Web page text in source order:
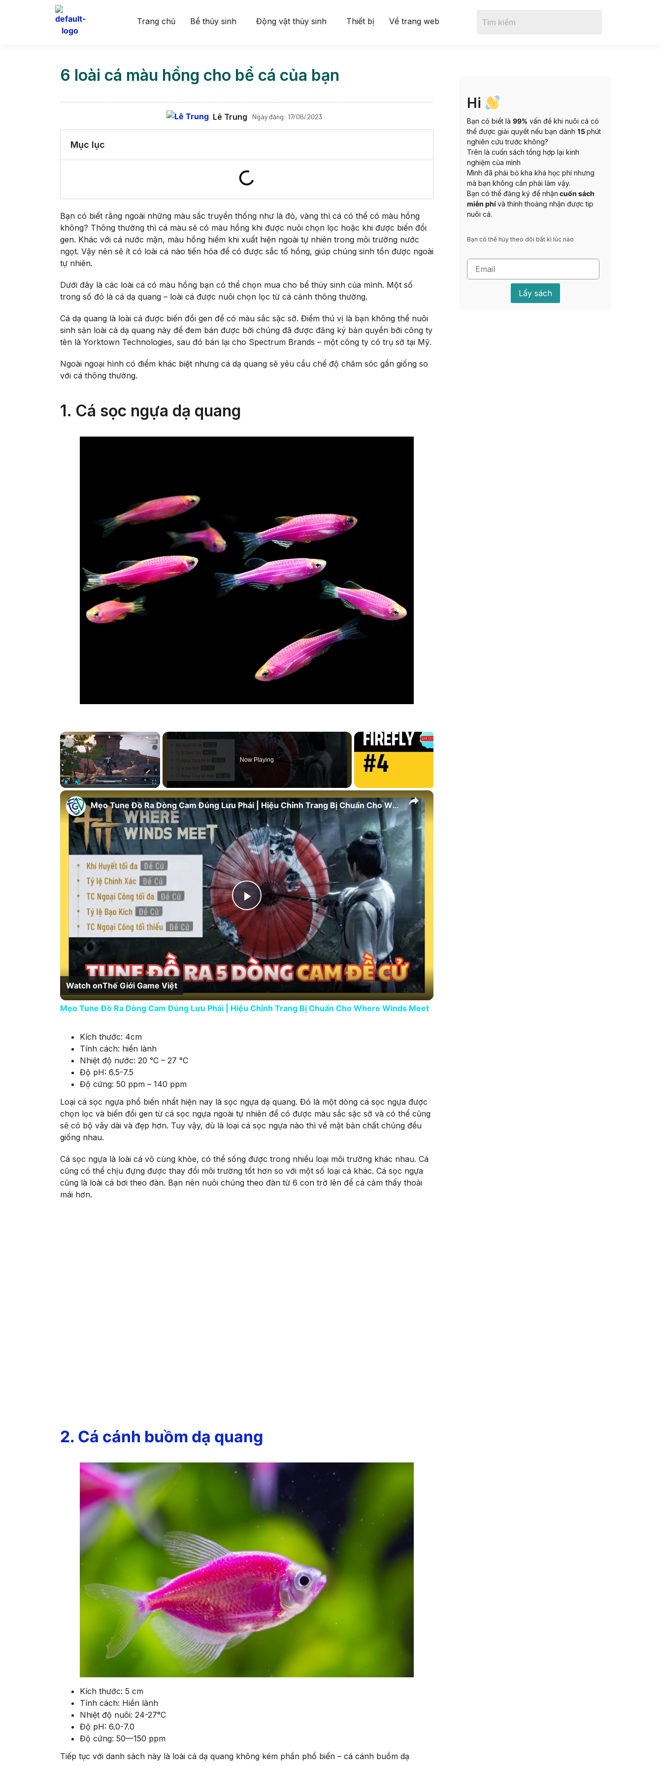
Trang chủ Bể thủy sinh Động vật thủy sinh Thiết bị Về trang web
6 loài cá màu hồng cho bể cá của bạn
Lê Trung Ngày đăng: 17/06/2023
Mục lục
Bạn có biết rằng ngoài những màu sắc truyền thống như là đỏ, vàng thì cá có thể có màu hồng
không? Thông thường thì cá màu sẽ có màu hồng khi được nuôi chọn lọc hoặc khi được biến đổi
gen. Khác với cá nước mặn, màu hồng hiếm khi xuất hiện ngoài tự nhiên trong môi trường nước
ngọt. Vậy nên sẽ ít có loài cá nào tiến hóa để có được sắc tố hồng, giúp chúng sinh tồn được ngoài
tự nhiên.
Dưới đây là các loài cá có màu hồng bạn có thể chọn mua cho bể thủy sinh của mình. Một số
trong số đó là cá dạ quang – loài cá được nuôi chọn lọc từ cá cảnh thông thường.
Cá dạ quang là loài cá được biến đổi gen để có màu sắc sặc sỡ. Điểm thú vị là bạn không thể nuôi
sinh sản loài cá dạ quang này để đem bán được bởi chúng đã được đăng ký bản quyền bởi công ty
tên là Yorktown Technologies, sau đó bán lại cho Spectrum Brands – một công ty có trụ sở tại Mỹ.
Ngoài ngoại hình có điểm khác biệt nhưng cá dạ quang sẽ yêu cầu chế độ chăm sóc gần giống so
với cá thông thường.
1. Cá sọc ngựa dạ quang
×
Now Playing
×
Play Video
Mẹo Tune Đồ Ra Dòng Cam Đúng Lưu Phái | Hiệu Chỉnh Trang Bị Chuẩn Cho Where Winds Meet
Watch onThế Giới Game Việt
Mẹo Tune Đồ Ra Dòng Cam Đúng Lưu Phái | Hiệu Chỉnh Trang Bị Chuẩn Cho Where Winds Meet
Kích thước: 4cm
Tính cách: hiền lành
Nhiệt độ nước: 20 °C – 27 °C
Độ pH: 6.5-7.5
Độ cứng: 50 ppm – 140 ppm
Loại cá sọc ngựa phổ biến nhất hiện nay là sọc ngựa dạ quang. Đó là một dòng cá sọc ngựa được
chọn lọc và biến đổi gen từ cá sọc ngựa ngoài tự nhiên để có được màu sắc sặc sỡ và có thể cũng
sẽ có bộ vây dài và đẹp hơn. Tuy vậy, dù là loại cá sọc ngựa nào thì về mặt bản chất chúng đều
giống nhau.
Cá sọc ngựa là loài cá vô cùng khỏe, có thể sống được trong nhiều loại môi trường khác nhau. Cá
cũng có thể chịu đựng được thay đổi môi trường tốt hơn so với một số loại cá khác. Cá sọc ngựa
cũng là loài cá bơi theo đàn. Bạn nên nuôi chúng theo đàn từ 6 con trở lên để cá cảm thấy thoải
mái hơn.
2. Cá cánh buồm dạ quang
Kích thước: 5 cm
Tính cách: Hiền lành
Nhiệt độ nuôi: 24-27°C
Độ pH: 6.0-7.0
Độ cứng: 50—150 ppm
Tiếp tục với danh sách này là loài cá dạ quang không kém phần phổ biến – cá cánh buồm dạ
Hi
Bạn có biết là99% vấn đề khi nuôi cá có
thể được giải quyết nếu bạn dành15phút
nghiên cứu trước không?
Trên là cuốn sách tổng hợp lại kinh
nghiệm của mình
Mình đã phải bỏ kha khá học phí nhưng
mà bạn không cần phải làm vậy.
Bạn có thể đăng ký để nhận cuốn sách
miễn phívà thỉnh thoảng nhận được tip
nuôi cá.
Bạn có thể hủy theo dõi bất kì lúc nào
Lấy sách